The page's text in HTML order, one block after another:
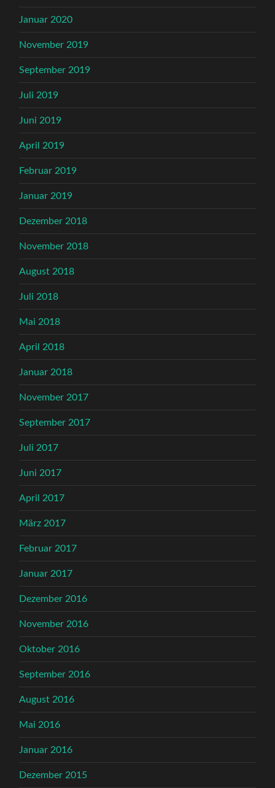
Januar 2020
November 2019
September 2019
Juli 2019
Juni 2019
April 2019
Februar 2019
Januar 2019
Dezember 2018
November 2018
August 2018
Juli 2018
Mai 2018
April 2018
Januar 2018
November 2017
September 2017
Juli 2017
Juni 2017
April 2017
März 2017
Februar 2017
Januar 2017
Dezember 2016
November 2016
Oktober 2016
September 2016
August 2016
Mai 2016
Januar 2016
Dezember 2015